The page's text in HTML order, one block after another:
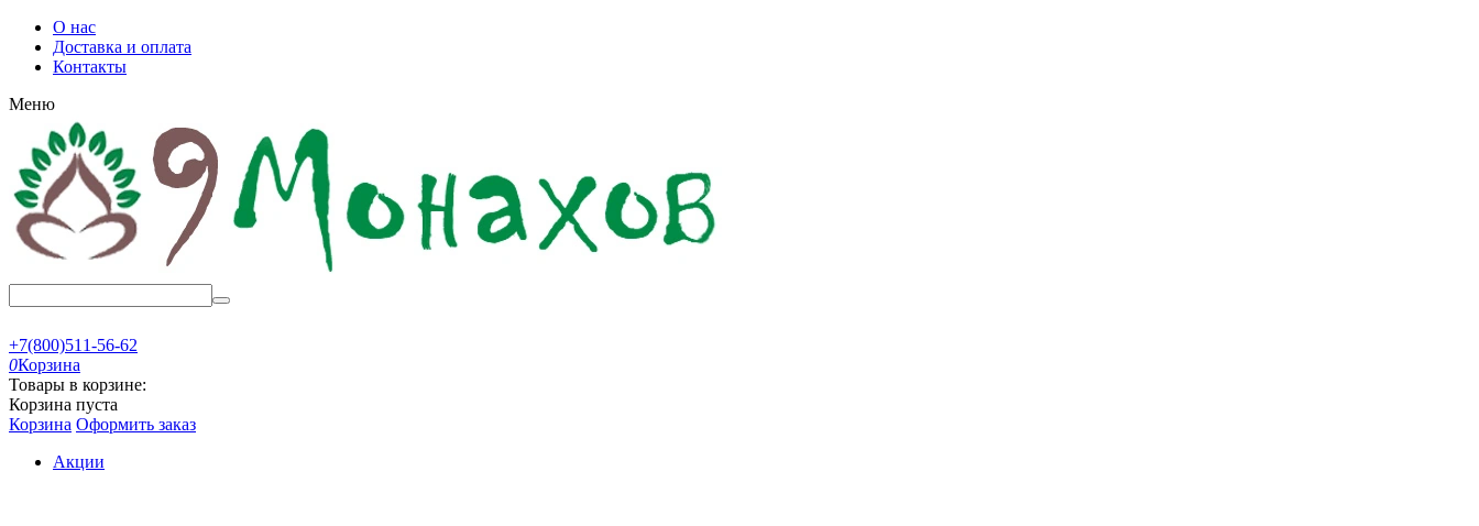
О нас
Доставка и оплата
Контакты
Меню
+7(800)511-56-62
0Корзина
Товары в корзине:
Корзина пуста
Корзина Оформить заказ
Акции